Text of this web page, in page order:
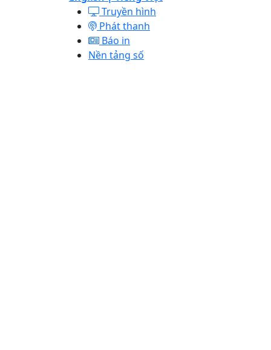
Truyền hình
Phát thanh
Báo in
Nền tảng số